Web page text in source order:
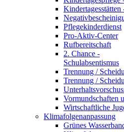
Kindertagesstätten
Pflegekinderdienst
Pro-Aktiv-Center
Rufbereitschaft
2. Chance -
Schulabsentismus
Trennung /
Trennung /
Vormundschaften
Wirtschaftliche
Klimafolgenanpassung
Grünes